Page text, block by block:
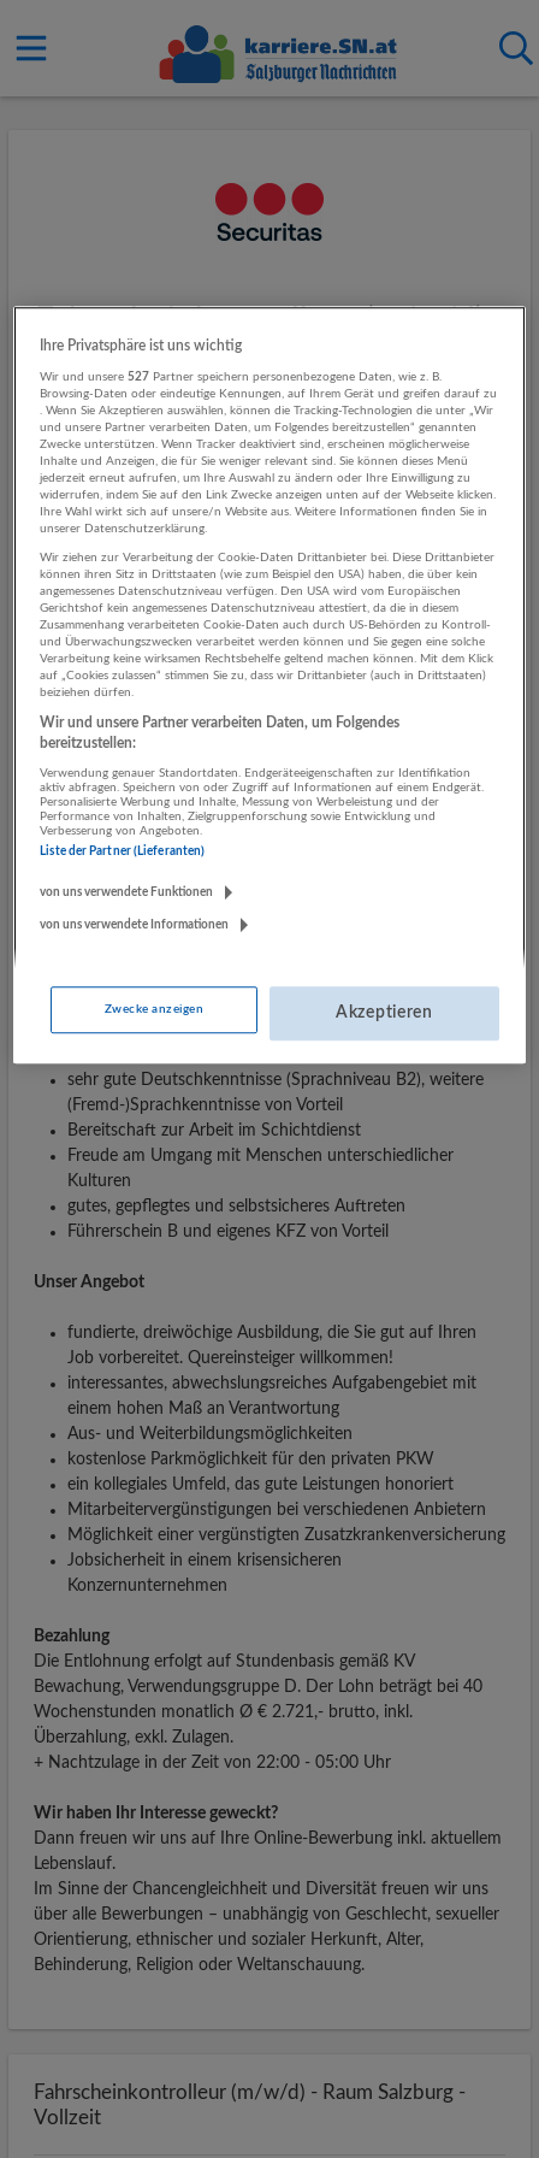
Fahrscheinkontrolleur (m/w/d) -
Raum Salzburg - Vollzeit
Unternehmensbeschreibung
Jeden Tag und überall auf der Welt sorgen unsere Helden des
Alltags dafür, dass sich Menschen sicherer fühlen. Wir bei
Securitas betrachten es als unsere Verpflichtung, unseren
Beschäftigten Möglichkeiten zur Ausbildung, Entwicklung und
Weiterbildung zu bieten, ebenso wie das sichere Gefühl der
Stabilität und des Vertrauens, das ein namhaftes weltweites
Unternehmen vermittelt.
Stellenbeschreibung
Durchführung von Fahrscheinprüfungen
Ansprechpartner*in bezügl. geltender Richtlinien und Tarife
Sicherstellung von Ordnung und Sicherheit, ggf. Einleitung
entsprechender Maßnahmen bzw. Verständigung der
Sicherheitskette
unterschiedlichen Schichten zu je 8 Stunden zwischen 06:00
Uhr und 24:00 Uhr.
Volljährigkeit (mind. 18 Jahre)
sehr gute Deutschkenntnisse (Sprachniveau B2), weitere
(Fremd-)Sprachkenntnisse von Vorteil
Bereitschaft zur Arbeit im Schichtdienst
Freude am Umgang mit Menschen unterschiedlicher
Kulturen
gutes, gepflegtes und selbstsicheres Auftreten
Führerschein B und eigenes KFZ von Vorteil
Unser Angebot
fundierte, dreiwöchige Ausbildung, die Sie gut auf Ihren
Job vorbereitet. Quereinsteiger willkommen!
interessantes, abwechslungsreiches Aufgabengebiet mit
einem hohen Maß an Verantwortung
Aus- und Weiterbildungsmöglichkeiten
kostenlose Parkmöglichkeit für den privaten PKW
ein kollegiales Umfeld, das gute Leistungen honoriert
Mitarbeitervergünstigungen bei verschiedenen Anbietern
Möglichkeit einer vergünstigten Zusatzkrankenversicherung
Jobsicherheit in einem krisensicheren
Konzernunternehmen
Bezahlung
Die Entlohnung erfolgt auf Stundenbasis gemäß KV
Bewachung, Verwendungsgruppe D. Der Lohn beträgt bei 40
Wochenstunden monatlich Ø € 2.721,- brutto, inkl.
Überzahlung, exkl. Zulagen.
+ Nachtzulage in der Zeit von 22:00 - 05:00 Uhr
Wir haben Ihr Interesse geweckt?
Dann freuen wir uns auf Ihre Online-Bewerbung inkl. aktuellem
Lebenslauf.
Im Sinne der Chancengleichheit und Diversität freuen wir uns
über alle Bewerbungen – unabhängig von Geschlecht, sexueller
Orientierung, ethnischer und sozialer Herkunft, Alter,
Behinderung, Religion oder Weltanschauung.
Fahrscheinkontrolleur (m/w/d) - Raum Salzburg -
Vollzeit
Ihre Privatsphäre ist uns wichtig
Wir und unsere 527 Partner speichern personenbezogene Daten, wie z. B.
Browsing-Daten oder eindeutige Kennungen, auf Ihrem Gerät und greifen darauf zu
. Wenn Sie Akzeptieren auswählen, können die Tracking-Technologien die unter „Wir
und unsere Partner verarbeiten Daten, um Folgendes bereitzustellen“ genannten
Zwecke unterstützen. Wenn Tracker deaktiviert sind, erscheinen möglicherweise
Inhalte und Anzeigen, die für Sie weniger relevant sind. Sie können dieses Menü
jederzeit erneut aufrufen, um Ihre Auswahl zu ändern oder Ihre Einwilligung zu
widerrufen, indem Sie auf den Link Zwecke anzeigen unten auf der Webseite klicken.
Ihre Wahl wirkt sich auf unsere/n Website aus. Weitere Informationen finden Sie in
unserer Datenschutzerklärung.
Wir ziehen zur Verarbeitung der Cookie-Daten Drittanbieter bei. Diese Drittanbieter
können ihren Sitz in Drittstaaten (wie zum Beispiel den USA) haben, die über kein
angemessenes Datenschutzniveau verfügen. Den USA wird vom Europäischen
Gerichtshof kein angemessenes Datenschutzniveau attestiert, da die in diesem
Zusammenhang verarbeiteten Cookie-Daten auch durch US-Behörden zu Kontroll-
und Überwachungszwecken verarbeitet werden können und Sie gegen eine solche
Verarbeitung keine wirksamen Rechtsbehelfe geltend machen können. Mit dem Klick
auf „Cookies zulassen“ stimmen Sie zu, dass wir Drittanbieter (auch in Drittstaaten)
beiziehen dürfen.
Wir und unsere Partner verarbeiten Daten, um Folgendes
bereitzustellen:
Verwendung genauer Standortdaten. Endgeräteeigenschaften zur Identifikation
aktiv abfragen. Speichern von oder Zugriff auf Informationen auf einem Endgerät.
Personalisierte Werbung und Inhalte, Messung von Werbeleistung und der
Performance von Inhalten, Zielgruppenforschung sowie Entwicklung und
Verbesserung von Angeboten.
Liste der Partner (Lieferanten)
von uns verwendete Funktionen
von uns verwendete Informationen
Zwecke anzeigen Akzeptieren